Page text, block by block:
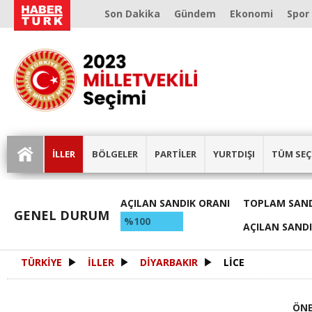
Son Dakika Gündem Ekonomi Spor
İLLER BÖLGELER PARTİLER YURTDIŞI TÜM
GENEL DURUM
AÇILAN SANDIK ORANI
%100
TOPLAM
AÇILAN
TÜRKİYE İLLER DİYARBAKIR LİCE